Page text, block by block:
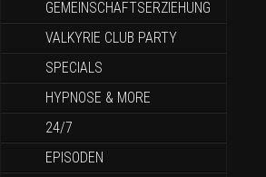
GEMEINSCHAFTSERZIEHUNG
VALKYRIE CLUB PARTY
SPECIALS
HYPNOSE & MORE
24/7
EPISODEN